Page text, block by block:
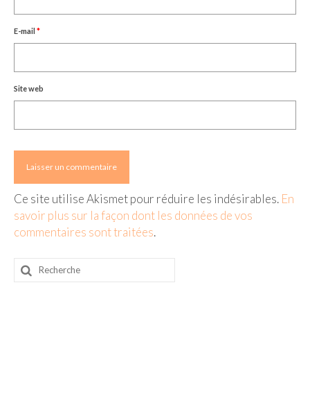
E-mail *
Site web
Ce site utilise Akismet pour réduire les indésirables. En
savoir plus sur la façon dont les données de vos
commentaires sont traitées.
Rechercher
: